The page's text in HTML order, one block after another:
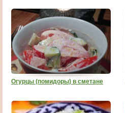
Огурцы (помидоры) в сметане